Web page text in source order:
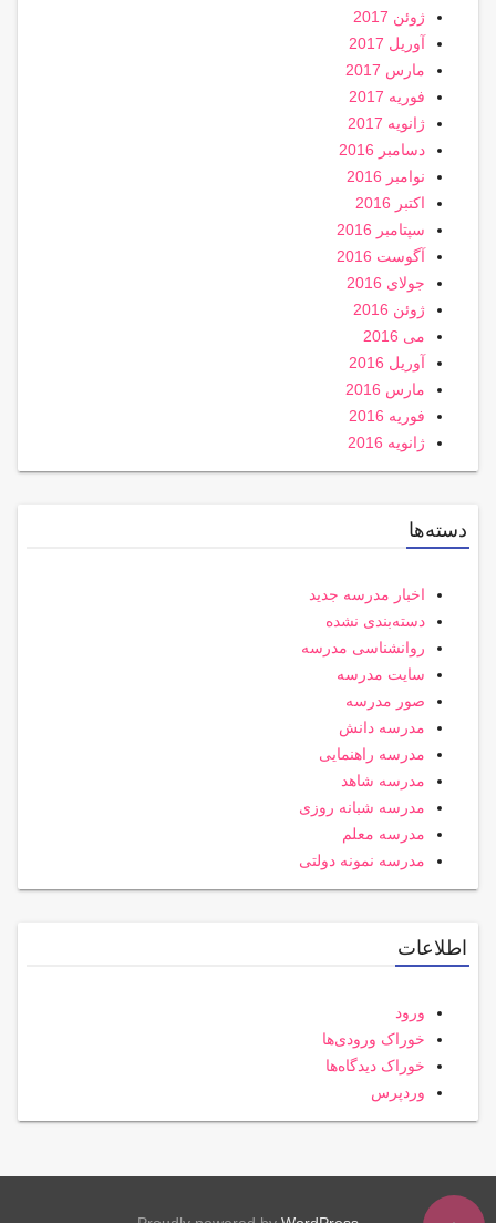
ژوئن 2017
آوریل 2017
مارس 2017
فوریه 2017
ژانویه 2017
دسامبر 2016
نوامبر 2016
اکتبر 2016
سپتامبر 2016
آگوست 2016
جولای 2016
ژوئن 2016
می 2016
آوریل 2016
مارس 2016
فوریه 2016
ژانویه 2016
دسته‌ها
اخبار مدرسه جدید
دسته‌بندی نشده
روانشناسی مدرسه
سایت مدرسه
صور مدرسه
مدرسه دانش
مدرسه راهنمایی
مدرسه شاهد
مدرسه شبانه روزی
مدرسه معلم
مدرسه نمونه دولتی
اطلاعات
ورود
خوراک ورودی‌ها
خوراک دیدگاه‌ها
وردپرس